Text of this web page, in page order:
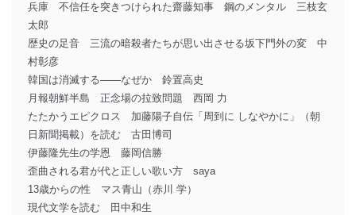
兵庫 不信任を突きつけられた齋藤知事 鋼のメンタル 三枝玄
太郎
歴史の足音 三流の暗殺者たちが思い出させる坂下門外の変 中
村彰彦
韓国は消滅する――なぜか 鈴置高史
月報朝鮮半島 正念場の拉致問題 西岡 力
たたかうエピクロス 加藤陽子自伝「周到に しなやかに」（朝
日新聞掲載）を読む 古田博司
伊藤隆先生の学恩 藤岡信勝
歪曲される君が代と正しい歌い方 saya
13歳からの性 マス青山（赤川 学）
現代文学を読む 田中和生